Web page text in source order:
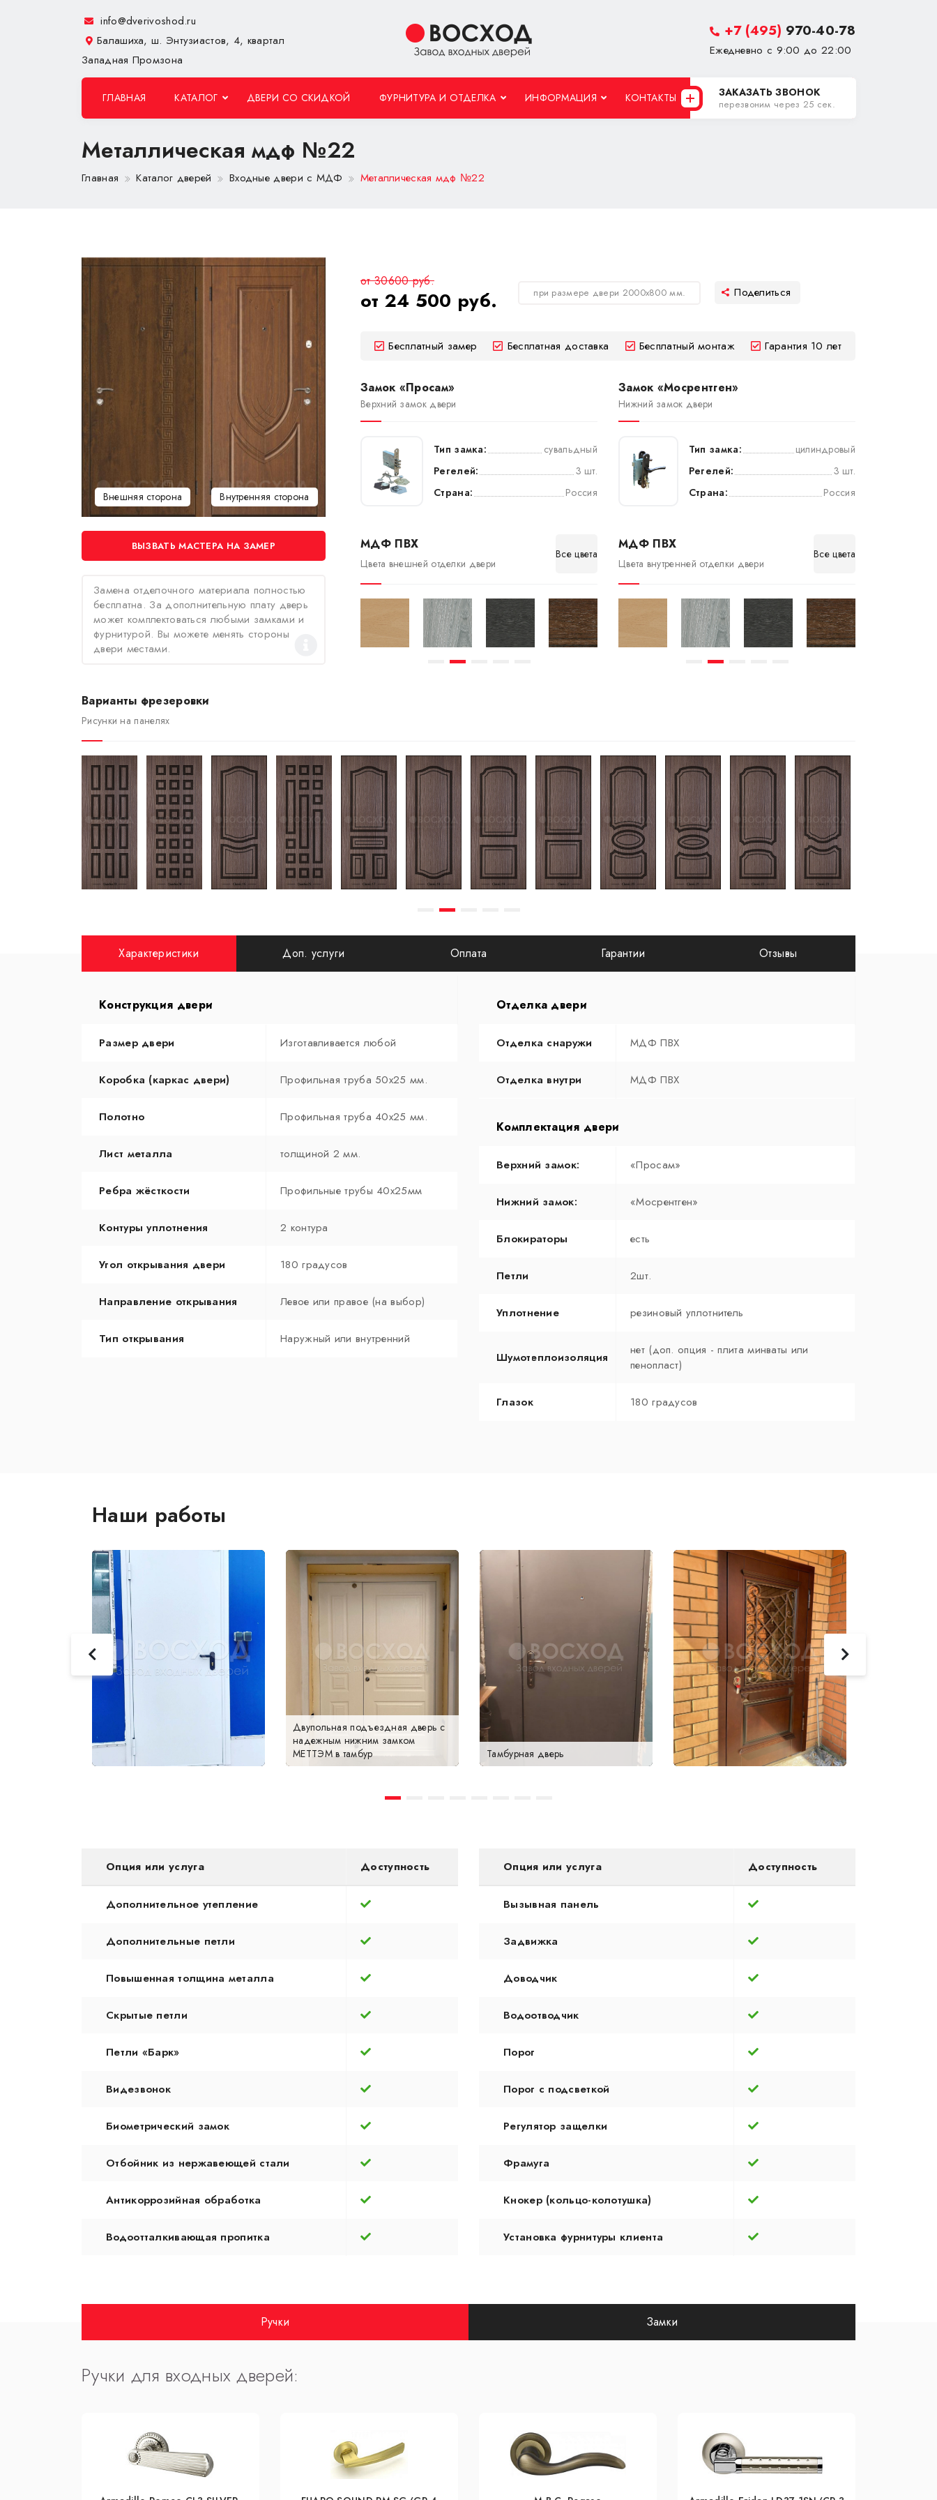
info@dverivoshod.ru
Балашиха, ш. Энтузиастов, 4, квартал
Западная Промзона
+7 (495) 970-40-78
Ежедневно с 9:00 до 22:00
ГЛАВНАЯ КАТАЛОГ ДВЕРИ СО СКИДКОЙ ФУРНИТУРА И ОТДЕЛКА ИНФОРМАЦИЯ КОНТАКТЫ ЗАКАЗАТЬ ЗВОНОК
перезвоним через 25 сек.
Металлическая мдф №22
Главная Каталог дверей Входные двери с МДФ Металлическая мдф №22
Внешняя сторона Внутренняя сторона
ВЫЗВАТЬ МАСТЕРА НА ЗАМЕР
Замена отделочного материала полностью
бесплатна. За дополнительную плату дверь
может комплектоваться любыми замками и
фурнитурой. Вы можете менять стороны
двери местами.
от 30600 руб.
от 24 500 руб. при размере двери 2000х800 мм.
Бесплатный замер Бесплатная доставка Бесплатный монтаж Гарантия 10 лет
Замок «Просам»
Верхний замок двери
Тип замка:
сувальдный
Регелей:
3 шт.
Страна:
Россия
Замок «Мосрентген»
Нижний замок двери
Тип замка:
цилиндровый
Регелей:
3 шт.
Страна:
Россия
МДФ ПВХ
Цвета внешней отделки двери
Все цвета
МДФ ПВХ
Цвета внутренней отделки двери
Все цвета
Варианты фрезеровки
Рисунки на панелях
Характеристики Доп. услуги Оплата Гарантии Отзывы
Конструкция двери
Размер двери Изготавливается любой
Коробка (каркас двери) Профильная труба 50х25 мм.
Полотно Профильная труба 40х25 мм.
Лист металла толщиной 2 мм.
Ребра жёсткости Профильные трубы 40х25мм
Контуры уплотнения 2 контура
Угол открывания двери 180 градусов
Направление открывания Левое или правое (на выбор)
Тип открывания Наружный или внутренний
Отделка двери
Отделка снаружи МДФ ПВХ
Отделка внутри МДФ ПВХ
Комплектация двери
Верхний замок: «Просам»
Нижний замок: «Мосрентген»
Блокираторы есть
Петли 2шт.
Уплотнение резиновый уплотнитель
Шумотеплоизоляция
нет (доп. опция - плита минваты или
пенопласт)
Глазок 180 градусов
Наши работы
Двупольная подъездная дверь с
надежным нижним замком
МЕТТЭМ в тамбур
Тамбурная дверь
Опция или услуга Доступность
Дополнительное утепление
Дополнительные петли
Повышенная толщина металла
Скрытые петли
Петли «Барк»
Видезвонок
Биометрический замок
Отбойник из нержавеющей стали
Антикоррозийная обработка
Водоотталкивающая пропитка
Опция или услуга Доступность
Вызывная панель
Задвижка
Доводчик
Водоотводчик
Порог
Порог с подсветкой
Регулятор защелки
Фрамуга
Кнокер (кольцо-колотушка)
Установка фурнитуры клиента
Ручки Замки
Ручки для входных дверей: